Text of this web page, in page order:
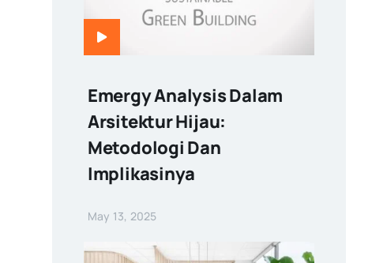
Emergy Analysis Dalam
Arsitektur Hijau:
Metodologi Dan
Implikasinya
May 13, 2025